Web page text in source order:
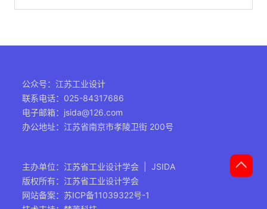
公众号：江苏工业设计
联系电话：025-84317686
电子邮箱：jsida@126.com
办公地址：江苏省南京市孝陵卫街 200号
主办单位：江苏省工业设计学会 | JSIDA
版权所有：江苏省工业设计学会
网站备案： 苏ICP备11039322号-1